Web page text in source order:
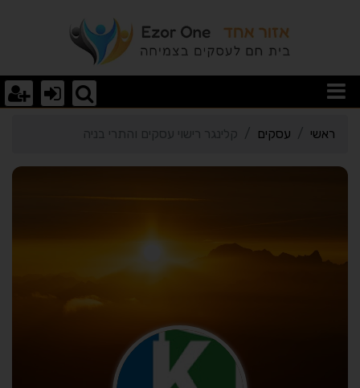
פרטי כרטיס העסק קלינגר
ראשי עסקים קלינגר רישוי עסקים והתרי בניה